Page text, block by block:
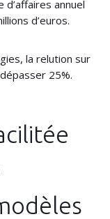
annuel
d’euros.
la relution sur
25%.